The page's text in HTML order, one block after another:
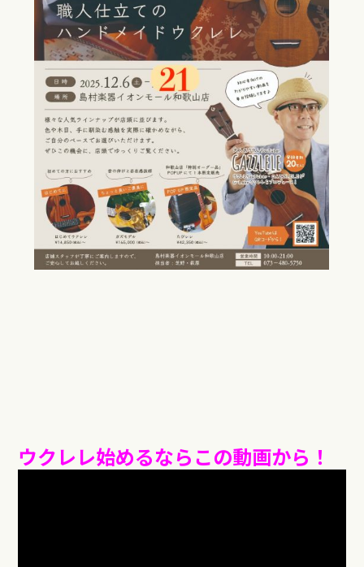
ウクレレ始めるならこの動画から！